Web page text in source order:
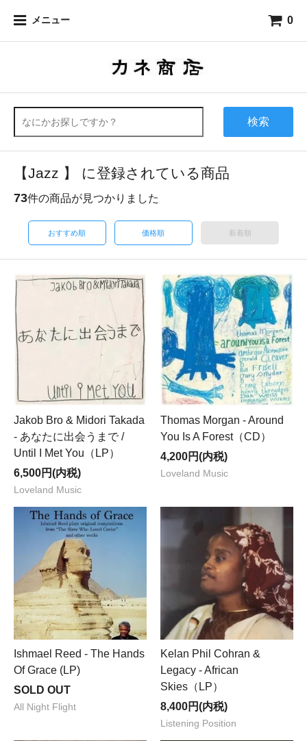
メニュー 0
検索
【Jazz 】 に登録されている商品
73件の商品が見つかりました
おすすめ順 価格順 新着順
Jakob Bro & Midori Takada
- あなたに出会うまで /
Until I Met You（LP）
6,500円(内税)
Loveland Music
Thomas Morgan - Around
You Is A Forest（CD）
4,200円(内税)
Loveland Music
Ishmael Reed - The Hands
Of Grace (LP)
SOLD OUT
All Night Flight
Kelan Phil Cohran &
Legacy - African
Skies（LP）
8,400円(内税)
Listening Position